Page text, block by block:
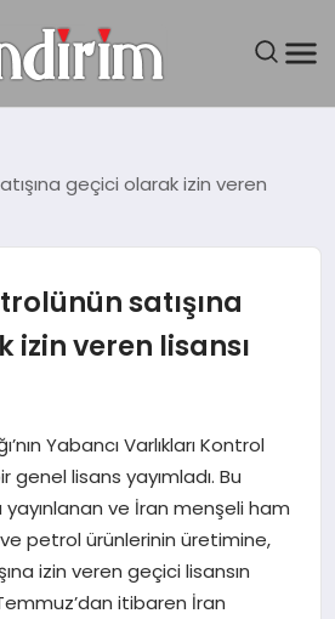
geçici olarak izin veren
satışına
veren lisansı
Yabancı Varlıkları Kontrol
genel lisans yayımladı. Bu
yayınlanan ve İran menşeli ham
petrol ürünlerinin üretimine,
izin veren geçici lisansın
itibaren İran